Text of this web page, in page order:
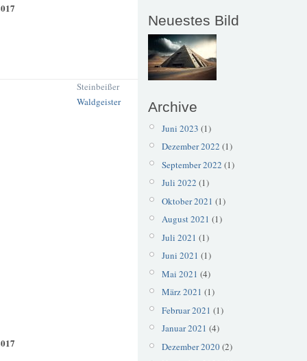
Steinbeißer
Waldgeister
Neuestes Bild
Archive
Juni 2023 (1)
Dezember 2022 (1)
September 2022 (1)
Juli 2022 (1)
Oktober 2021 (1)
August 2021 (1)
Juli 2021 (1)
Juni 2021 (1)
Mai 2021 (4)
März 2021 (1)
Februar 2021 (1)
Januar 2021 (4)
Dezember 2020(2)